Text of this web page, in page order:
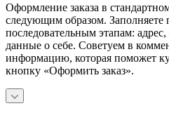
Оформление заказа в
следующим образом.
последовательным этапам:
данные о себе. Советуем в
информацию, которая поможет
кнопку «Оформить заказ».